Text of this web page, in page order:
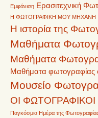
Εμφάνιση Ερασιτεχνική
Η ΦΩΤΟΓΡΑΦΙΚΗ ΜΟΥ ΜΗΧΑΝΗ
Η ιστορία της
Μαθήματα
Μαθήματα
Μαθήματα φωτογραφίας
Μουσείο
ΟΙ ΦΩΤΟΓΡΑΦΙΚΟΙ
Παγκόσμια Ημέρα της